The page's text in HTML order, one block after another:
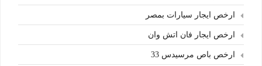
ارخص ايجار سيارات بمصر
ارخص ايجار فان اتش وان
ارخص باص مرسيدس 33